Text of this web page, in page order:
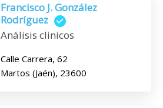
Francisco J. González
Rodríguez
Análisis clinicos
Calle Carrera, 62
Martos (Jaén), 23600